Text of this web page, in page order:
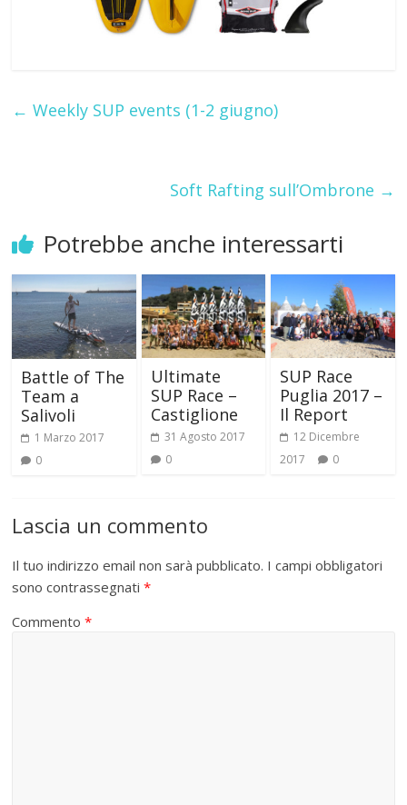
← Weekly SUP events (1-2 giugno)
Soft Rafting sull’Ombrone →
Potrebbe anche interessarti
Battle of The
Team a
Salivoli
1 Marzo 2017
0
Ultimate
SUP Race –
Castiglione
31 Agosto 2017
0
SUP Race
Puglia 2017 –
Il Report
12 Dicembre
2017
0
Lascia un commento
Il tuo indirizzo email non sarà pubblicato. I campi obbligatori
sono contrassegnati*
Commento*